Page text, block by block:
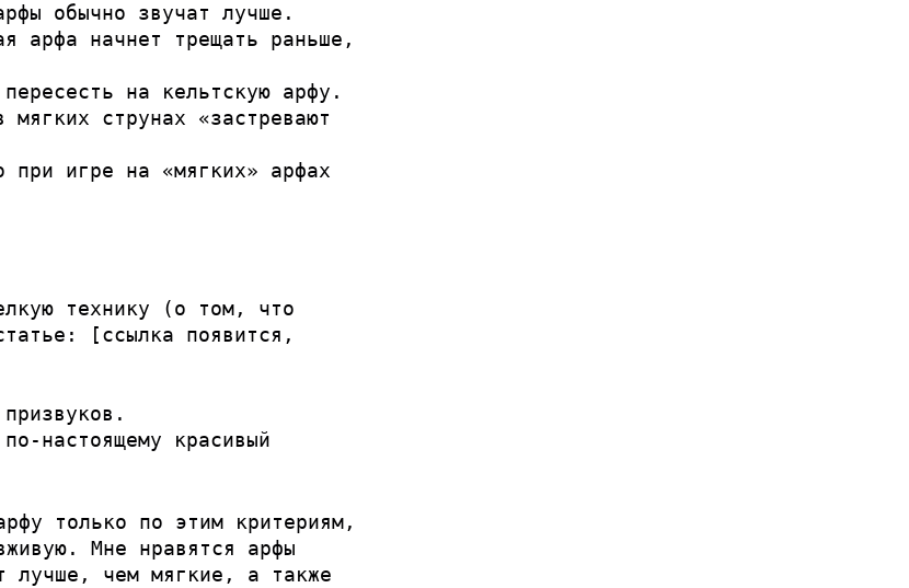
обычно звучат лучше.
арфа начнет трещать раньше,
на кельтскую арфу.
струнах «застревают
при игре на «мягких» арфах
технику (о том, что
[ссылка появится,
настоящему красивый
только по этим критериям,
Мне нравятся арфы
лучше, чем мягкие, а также